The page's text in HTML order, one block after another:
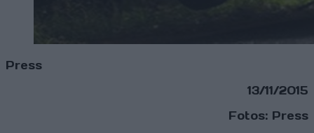
Press
13/11/2015
Fotos: Press